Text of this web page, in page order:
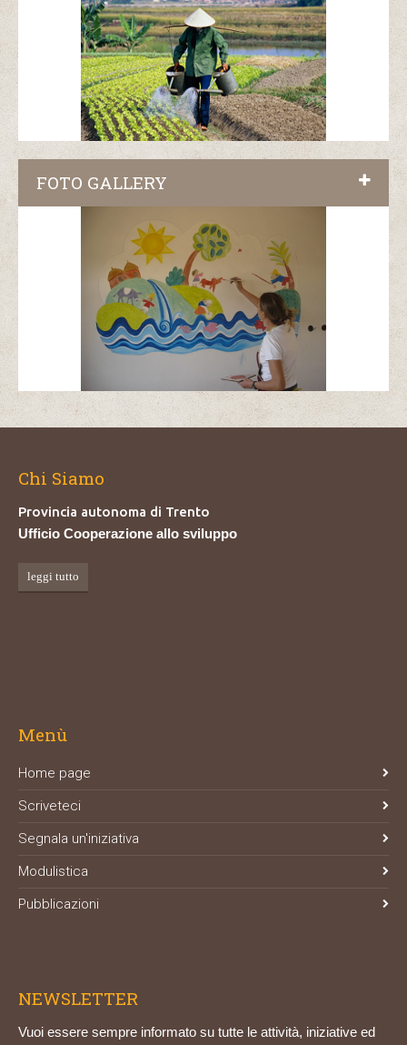
FOTO GALLERY
Chi Siamo
Provincia autonoma di Trento
Ufficio Cooperazione allo sviluppo
leggi tutto
Menù
Home page
Scriveteci
Segnala un'iniziativa
Modulistica
Pubblicazioni
NEWSLETTER
Vuoi essere sempre informato su tutte le attività, iniziative ed